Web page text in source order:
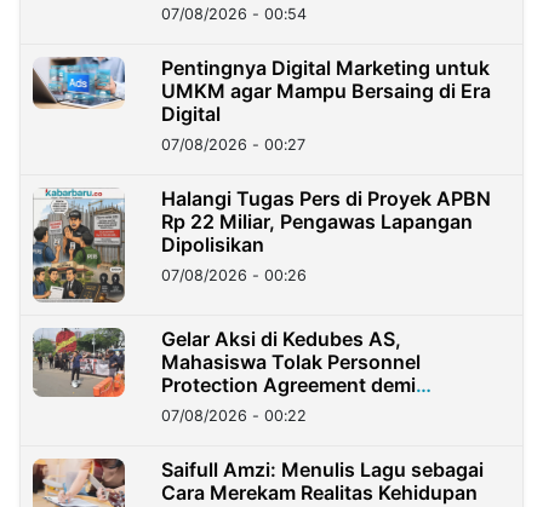
07/08/2026 - 00:54
Pentingnya Digital Marketing untuk
UMKM agar Mampu Bersaing di Era
Digital
07/08/2026 - 00:27
Halangi Tugas Pers di Proyek APBN
Rp 22 Miliar, Pengawas Lapangan
Dipolisikan
07/08/2026 - 00:26
Gelar Aksi di Kedubes AS,
Mahasiswa Tolak Personnel
Protection Agreement demi
Kedaulatan Negara
07/08/2026 - 00:22
Saifull Amzi: Menulis Lagu sebagai
Cara Merekam Realitas Kehidupan